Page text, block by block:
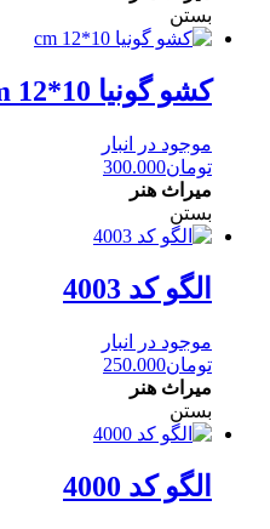
بستن
کشو گونیا 10*12 cm
موجود در انبار
تومان300.000
میراث هنر
بستن
الگو کد 4003
موجود در انبار
تومان250.000
میراث هنر
بستن
الگو کد 4000